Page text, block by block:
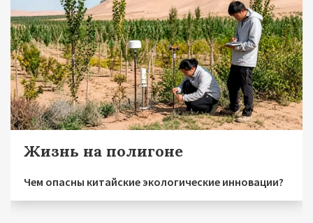
Жизнь на полигоне
Чем опасны китайские экологические инновации?